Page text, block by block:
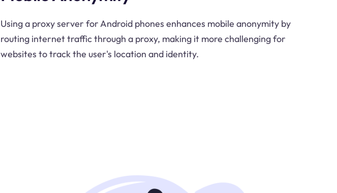
Using a proxy server for Android phones enhances mobile anonymity by
routing internet traffic through a proxy, making it more challenging for
websites to track the user's location and identity.